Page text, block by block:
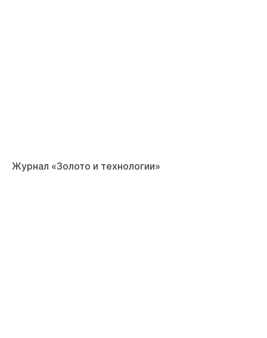
Журнал «Золото и технологии»